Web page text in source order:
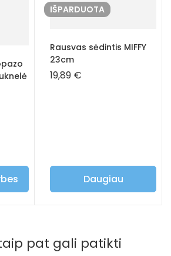
IŠPARDUOTA
Rausvas sėdintis MIFFY
23cm
19,89 €
Daugiau
pat gali patikti